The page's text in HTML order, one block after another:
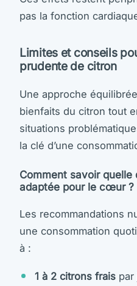
pas la fonction
Limites et conseils
prudente de citron
Une approche
bienfaits du citron tout
situations
la clé d’une
Comment savoir
adaptée pour le cœur ?
Les recommandations
une consommation
à :
1 à 2 citrons frais